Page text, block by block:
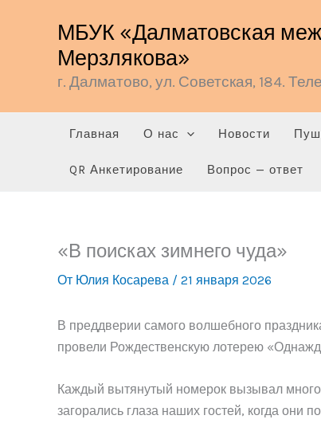
содержимому
МБУК «Далматовская
Мерзлякова»
г. Далматово, ул. Советская, 184.
Главная О нас Новости
QR Анкетирование Вопрос — ответ
«В поисках зимнего чуда»
От Юлия Косарева / 21 января 2026
В преддверии самого волшебного
провели Рождественскую лотерею
Каждый вытянутый номерок вызывал
загорались глаза наших гостей, когда они